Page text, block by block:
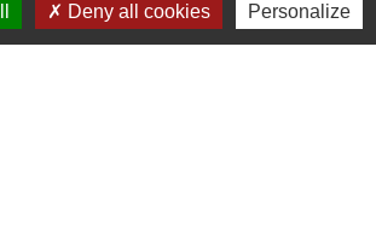
Nous contacter
Deny all cookies Personalize